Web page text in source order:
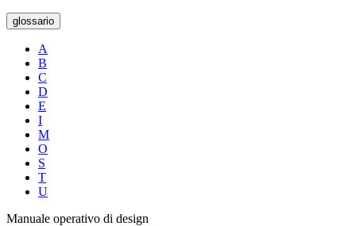
glossario
A
B
C
D
E
I
M
O
S
T
U
Manuale operativo di design